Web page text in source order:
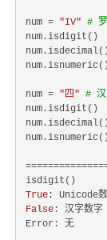
num = "IV" #
num = "四" # 汉
True
False : 汉字数字
Error: 无